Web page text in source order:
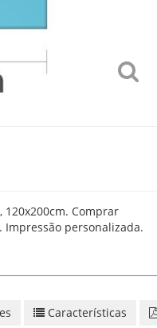
Comprar
personalizada.
Características